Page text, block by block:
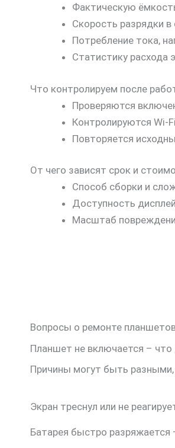
Фактическую
Скорость разрядки
Потребление тока,
Статистику расхода
Что контролируем после
Проверяются
Контролируются
Повторяется
От чего зависят срок и
Способ сборки и
Доступность
Масштаб
Вопросы о ремонте
Планшет не включается – что
Причины могут быть разными,
Экран треснул или не
Батарея быстро